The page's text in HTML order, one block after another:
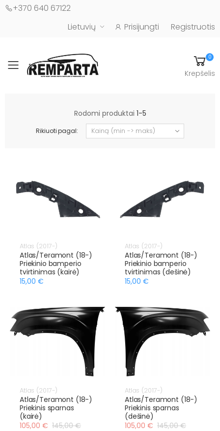
+370 640 67122
Lietuvių
Prisijungti Registruotis
Toggle mobile menu
0
Krepšelis
Rodomi produktai 1-5
Rikiuoti pagal:
Atlas (2017-)
Atlas/Teramont (18-)
Priekinio bamperio
tvirtinimas (kairė)
15,00 €
Atlas (2017-)
Atlas/Teramont (18-)
Priekinio bamperio
tvirtinimas (dešinė)
15,00 €
Atlas (2017-)
Atlas/Teramont (18-)
Priekinis sparnas
(kairė)
105,00 € 145,00 €
Atlas (2017-)
Atlas/Teramont (18-)
Priekinis sparnas
(dešinė)
105,00 € 145,00 €